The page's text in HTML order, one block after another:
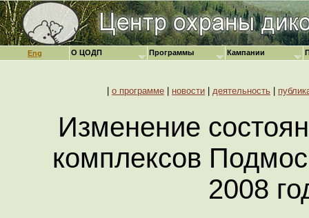
Eng
о программе новости деятельность
Изменение
комплексов
2008
О ЦОДП Программы Кампании